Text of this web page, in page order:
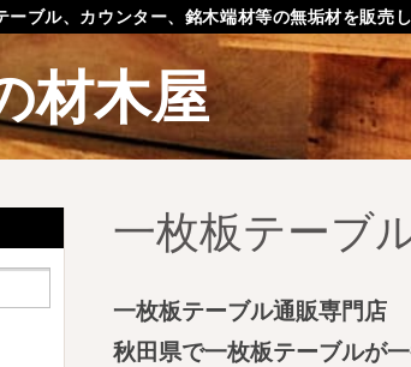
ーブル、カウンター、銘木端材等の無垢材を販売
材木屋
一枚板テーブ
一枚板テーブル通販専門店
秋田県で一枚板テーブルが